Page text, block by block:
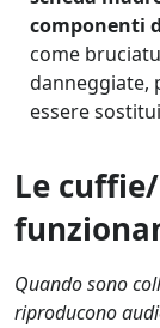
componenti
come
danneggiate,
essere
Le
Quando sono
riproducono